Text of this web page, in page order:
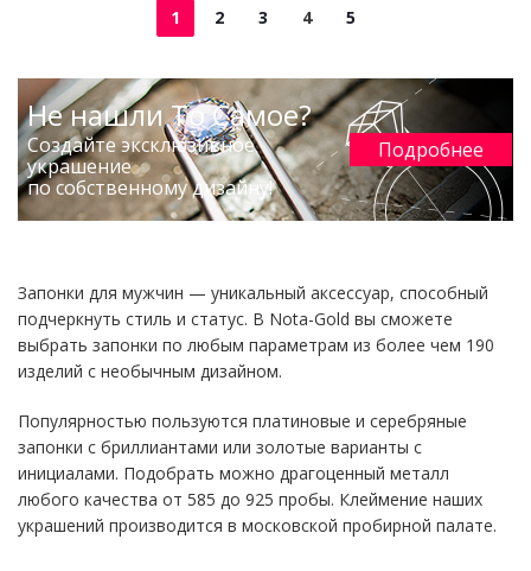
1 2 3 4 5
Не нашли То Самое?
Создайте эксклюзивное
украшение
по собственному дизайну!
Подробнее
Запонки для мужчин — уникальный аксессуар, способный
подчеркнуть стиль и статус. В Nota-Gold вы сможете
выбрать запонки по любым параметрам из более чем 190
изделий с необычным дизайном.
Популярностью пользуются платиновые и серебряные
запонки с бриллиантами или золотые варианты с
инициалами. Подобрать можно драгоценный металл
любого качества от 585 до 925 пробы. Клеймение наших
украшений производится в московской пробирной палате.